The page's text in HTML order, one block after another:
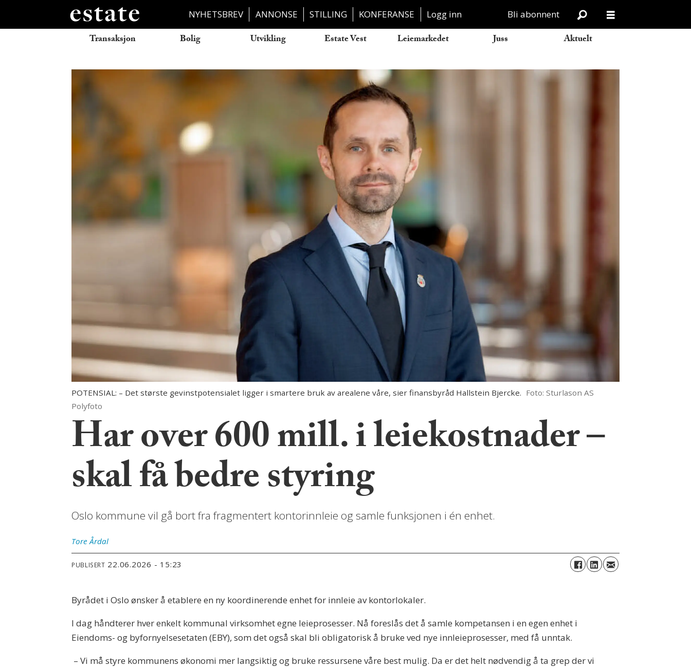
NYHETSBREV ANNONSE STILLING KONFERANSE Logg inn Bli abonnent
Transaksjon Bolig Utvikling Estate Vest Leiemarkedet Juss Aktuelt
POTENSIAL: – Det største gevinstpotensialet ligger i smartere bruk av arealene våre, sier finansbyråd Hallstein Bjercke. Foto: Sturlason AS
Polyfoto
Har over 600 mill. i leiekostnader –
skal få bedre styring
Oslo kommune vil gå bort fra fragmentert kontorinnleie og samle funksjonen i én enhet.
Tore Årdal
PUBLISERT 22.06.2026 - 15:23
Byrådet i Oslo ønsker å etablere en ny koordinerende enhet for innleie av kontorlokaler.
I dag håndterer hver enkelt kommunal virksomhet egne leieprosesser. Nå foreslås det å samle kompetansen i en egen enhet i
Eiendoms- og byfornyelsesetaten (EBY), som det også skal bli obligatorisk å bruke ved nye innleieprosesser, med få unntak.
– Vi må styre kommunens økonomi mer langsiktig og bruke ressursene våre best mulig. Da er det helt nødvendig å ta grep der vi